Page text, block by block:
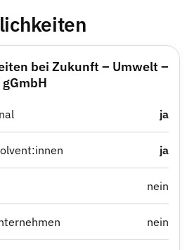
bei Zukunft – Umwelt –
ja
ja
nein
nein